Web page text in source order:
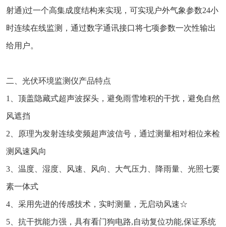
射通)过一个高集成度结构来实现，可实现户外气象参数24小
时连续在线监测，通过数字通讯接口将七项参数一次性输出
给用户。
二、光伏环境监测仪产品特点
1、顶盖隐藏式超声波探头，避免雨雪堆积的干扰，避免自然
风遮挡
2、原理为发射连续变频超声波信号，通过测量相对相位来检
测风速风向
3、温度、湿度、风速、风向、大气压力、降雨量、光照七要
素一体式
4、采用先进的传感技术，实时测量，无启动风速☆
5、抗干扰能力强，具有看门狗电路,自动复位功能,保证系统